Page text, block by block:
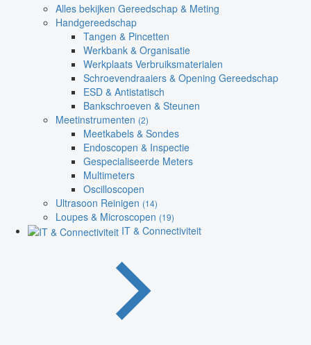
Alles bekijken Gereedschap & Meting
Handgereedschap
Tangen & Pincetten
Werkbank & Organisatie
Werkplaats Verbruiksmaterialen
Schroevendraaiers & Opening Gereedschap
ESD & Antistatisch
Bankschroeven & Steunen
Meetinstrumenten (2)
Meetkabels & Sondes
Endoscopen & Inspectie
Gespecialiseerde Meters
Multimeters
Oscilloscopen
Ultrasoon Reinigen (14)
Loupes & Microscopen (19)
IT & Connectiviteit